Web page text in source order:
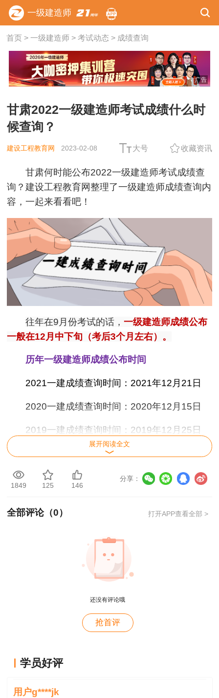
一级建造师
首页> 一级建造师> 考试动态 > 成绩查询
广告
甘肃2022一级建造师考试成绩什么时
候查询？
建设工程教育网 2023-02-08 大号 收藏资讯
甘肃何时能公布2022一级建造师考试成绩查
询？建设工程教育网整理了一级建造师成绩查询内
容，一起来看看吧！
往年在9月份考试的话， 一级建造师成绩公布
一般在12月中下旬（考后3个月左右）。
历年一级建造师成绩公布时间
2021一建成绩查询时间：2021年12月21日
2020一建成绩查询时间：2020年12月15日
2019一建成绩查询时间：2019年12月25日
2018一建成绩查询时间：2019年1月3日
焦急等待，怕错过一级建造师成绩查询时间，
来预约查分>>
点击查看通知>> ，同学们还是要耐心等待官
方最新通知，建设工程教育网也会第一时间通知大
一级建造师考试成绩查询流程
成绩查询网站：中国人事考试网
2.填写用户名、密码、验证码
3.选择“一级建造师”点击查询，进行查分
展开阅读全文
1849 125 146
分享：
全部评论（0） 打开APP查看全部 >
还没有评论哦
抢首评
学员好评
用户cd****18
用户g****jk